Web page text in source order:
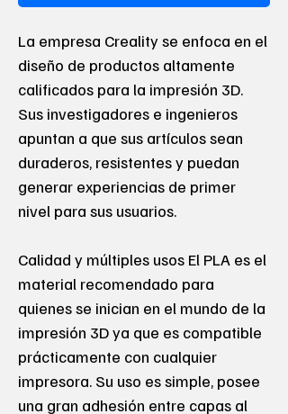
La empresa Creality se enfoca en el
diseño de productos altamente
calificados para la impresión 3D.
Sus investigadores e ingenieros
apuntan a que sus artículos sean
duraderos, resistentes y puedan
generar experiencias de primer
nivel para sus usuarios.
Calidad y múltiples usos El PLA es el
material recomendado para
quienes se inician en el mundo de la
impresión 3D ya que es compatible
prácticamente con cualquier
impresora. Su uso es simple, posee
una gran adhesión entre capas al